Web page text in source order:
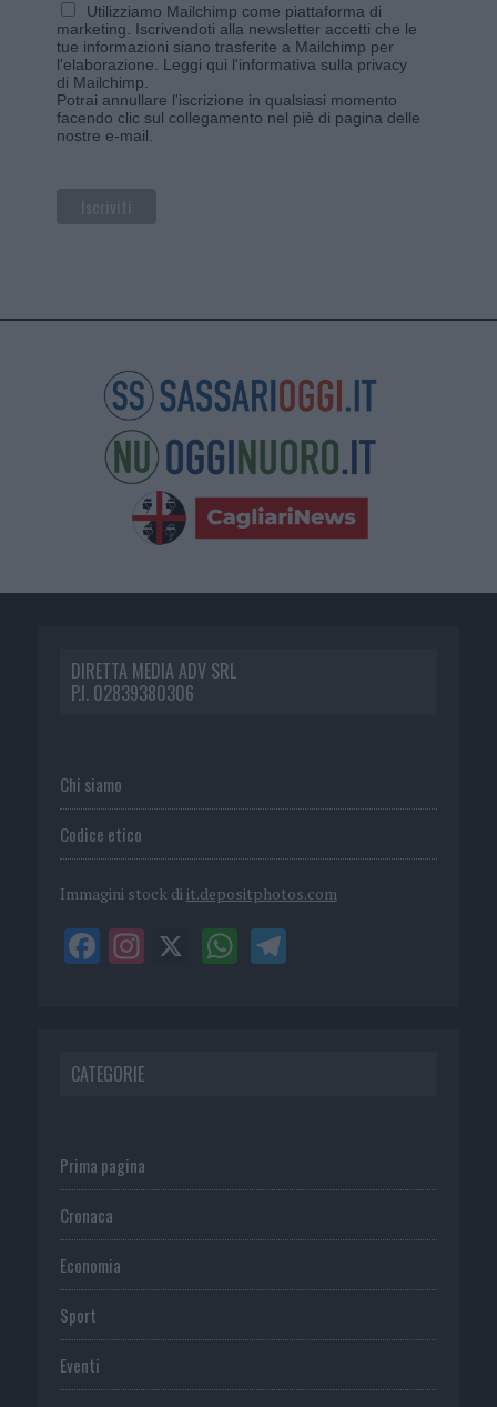
Utilizziamo Mailchimp come piattaforma di
marketing. Iscrivendoti alla newsletter accetti che le
tue informazioni siano trasferite a Mailchimp per
l'elaborazione. Leggi qui l'informativa sulla privacy
di Mailchimp
Potrai annullare l'iscrizione in qualsiasi momento
facendo clic sul collegamento nel piè di pagina delle
nostre e-mail.
DIRETTA MEDIA ADV SRL
P.I. 02839380306
Chi siamo
Codice etico
Immagini stock di it.depositphotos.com
CATEGORIE
Prima pagina
Cronaca
Economia
Sport
Eventi